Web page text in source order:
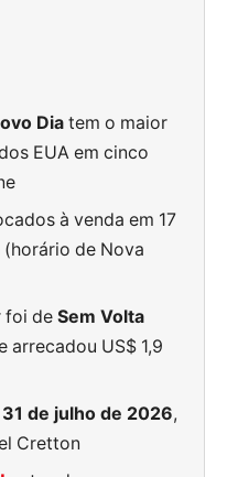
Dia tem o maior
EUA em cinco
à venda em 17
de Nova
foi deSem Volta
arrecadou US$ 1,9
31 de julho de 2026,
Cretton